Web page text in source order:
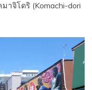
าจิโดริ (Komachi-dori